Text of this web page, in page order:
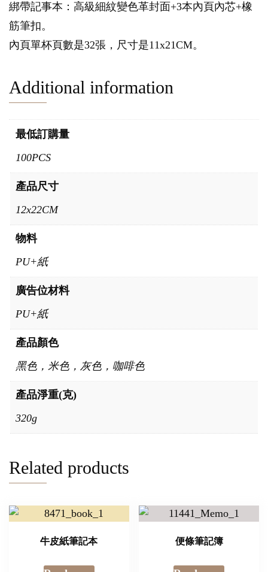
綁帶記事本：高級細紋變色革封面+3本內頁內芯+橡
筋筆扣。
內頁單杯頁數是32張，尺寸是11x21CM。
Additional information
最低訂購量
100PCS
產品尺寸
12x22CM
物料
PU+紙
廣告位材料
PU+紙
產品顏色
黑色，米色，灰色，咖啡色
產品淨重(克)
320g
Related products
牛皮紙筆記本 便條筆記簿